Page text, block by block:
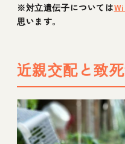
※対立遺伝子については
思います。
近親交配と致